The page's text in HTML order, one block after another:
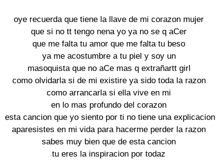
oye recuerda que tiene la llave de mi corazon mujer
que si no tt tengo nena yo ya no se q aCer
que me falta tu amor que me falta tu beso
ya me acostumbre a tu piel y soy un
masoquista que no aCe mas q extrañartt girl
como olvidarla si de mi existire ya sido toda la razon
como arrancarla si ella vive en mi
en lo mas profundo del corazon
esta cancion que yo siento por ti no tiene una explicacion
aparesistes en mi vida para hacerme perder la razon
sabes muy bien que de esta cancion
tu eres la inspiracion por todaz